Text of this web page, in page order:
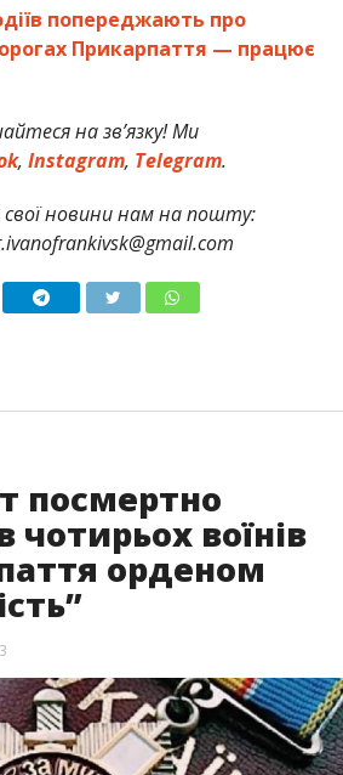
попереджають про
Прикарпаття — працює
на зв’язку! Ми
, Instagram, Telegram.
новини нам на пошту:
посмертно
чотирьох воїнів
орденом